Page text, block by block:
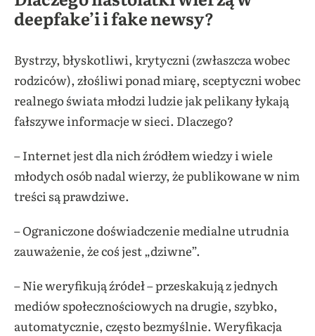
deepfake’i i fake newsy?
Bystrzy, błyskotliwi, krytyczni (zwłaszcza wobec
rodziców), złośliwi ponad miarę, sceptyczni wobec
realnego świata młodzi ludzie jak pelikany łykają
fałszywe informacje w sieci. Dlaczego?
– Internet jest dla nich źródłem wiedzy i wiele
młodych osób nadal wierzy, że publikowane w nim
treści są prawdziwe.
– Ograniczone doświadczenie medialne utrudnia
zauważenie, że coś jest „dziwne”.
– Nie weryfikują źródeł – przeskakują z jednych
mediów społecznościowych na drugie, szybko,
automatycznie, często bezmyślnie. Weryfikacja